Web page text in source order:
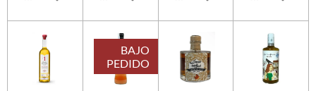
BAJO
PEDIDO